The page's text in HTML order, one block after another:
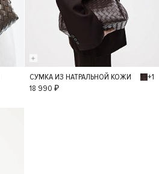
S
СУМКА ИЗ НАТРАЛЬНОЙ КОЖИ
+1
18 990 ₽